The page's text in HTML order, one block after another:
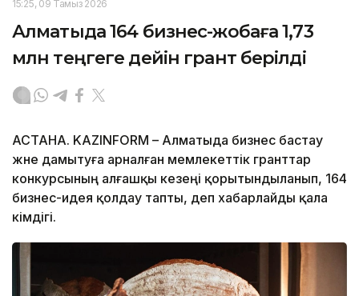
15:25, 09 Тамыз 2026
Алматыда 164 бизнес-жобаға 1,73
млн теңгеге дейін грант берілді
АСТАНА. KAZINFORM – Алматыда бизнес бастау
және дамытуға арналған мемлекеттік гранттар
конкурсының алғашқы кезеңі қорытындыланып, 164
бизнес-идея қолдау тапты, деп хабарлайды қала
әкімдігі.